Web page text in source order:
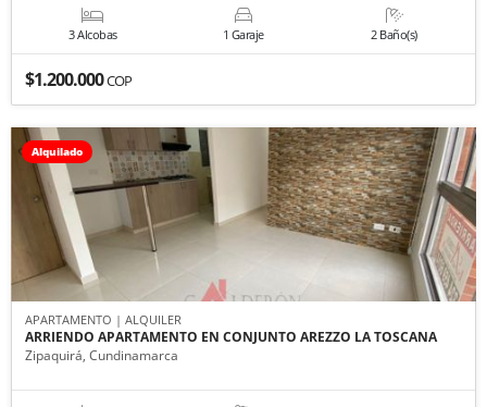
3 Alcobas 1 Garaje 2 Baño(s)
$1.200.000COP
Alquilado
APARTAMENTO | ALQUILER
ARRIENDO APARTAMENTO EN CONJUNTO AREZZO LA TOSCANA
Zipaquirá, Cundinamarca